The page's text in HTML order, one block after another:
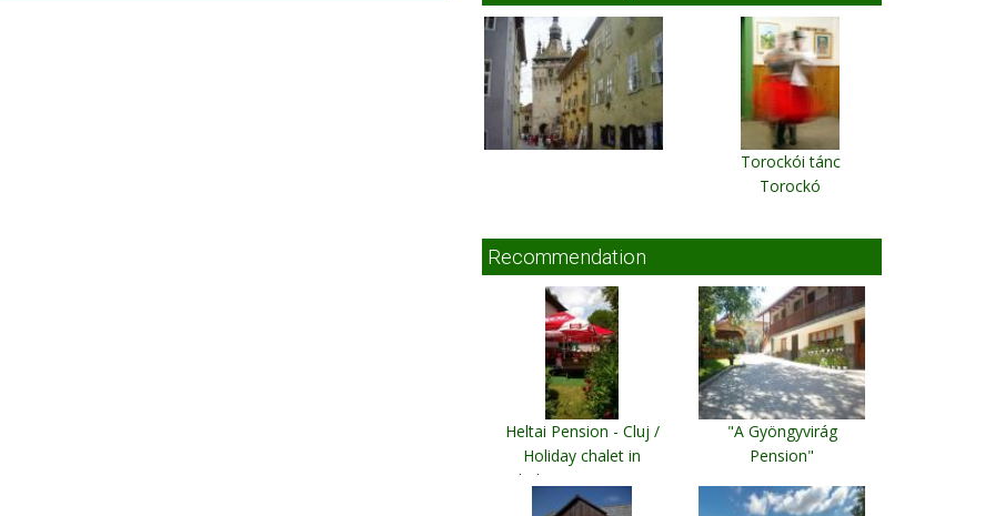
Torockói tánc
Torockó
Recommendation
Heltai Pension - Cluj /
Holiday chalet in
Vladeasa Mountains
Cluj Napoca
"A Gyöngyvirág
Pension"